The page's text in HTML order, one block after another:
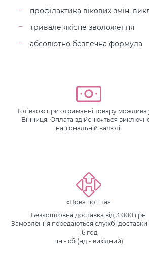
профілактика вікових змін,
тривале якісне зволоження
абсолютно безпечна формула
Готівкою при отриманні товару можлива
Вінниця. Оплата здійснюється
національній валюті.
«Нова пошта»
Безкоштовна доставка від 3 000 грн
Замовлення передаються службі доставки
16 год
пн - сб (нд - вихідний)